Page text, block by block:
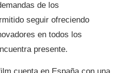
de los
seguir ofreciendo
en todos los
presente.